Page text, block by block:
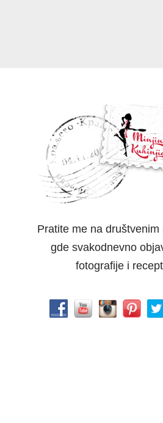
Pratite me na društvenim
gde svakodnevno
fotografije i